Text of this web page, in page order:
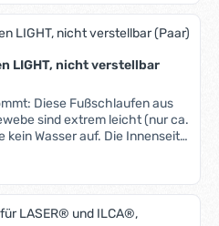
LIGHT, nicht verstellbar
Diese Fußschlaufen aus
sind extrem leicht (nur ca.
kein Wasser auf. Die Innenseite